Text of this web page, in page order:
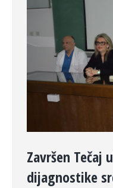
Završen Tečaj
dijagnostike